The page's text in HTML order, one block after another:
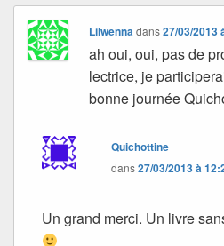
Lilwennadans27/03/2013
ah oui, oui, pas de
lectrice, je
bonne journée
Quichottine
dans27/03/2013 à
Un grand merci. Un livre